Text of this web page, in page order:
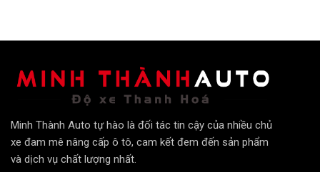
Đánh giá
Minh Thành Auto tự hào là đối tác tin cậy của nhiều chủ
xe đam mê nâng cấp ô tô, cam kết đem đến sản phẩm
và dịch vụ chất lượng nhất.